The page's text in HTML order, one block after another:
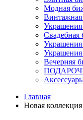
Модная
Украшения
Свадебная
Украшения
Украшения
Вечерняя
Главная
Новая